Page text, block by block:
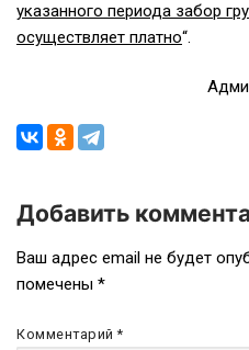
указанного периода забор
осуществляет платно“.
Навигация
по
записям
Добавить
Ваш адрес email не будет
помечены *
Комментарий*